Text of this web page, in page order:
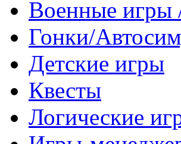
Военные игры
Гонки/
Детские игры
Квесты
Логические